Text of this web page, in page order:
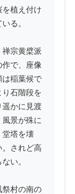
植え付け
る。
宗黄檗派
作で、座像
は稲葉候で
り石階段を
かに見渡
景が殊に
堂塔を壊
。されど高
い。
祭村の南の